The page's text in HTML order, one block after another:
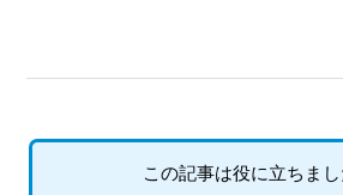
で共有できるか
この記事は役に立ちまし